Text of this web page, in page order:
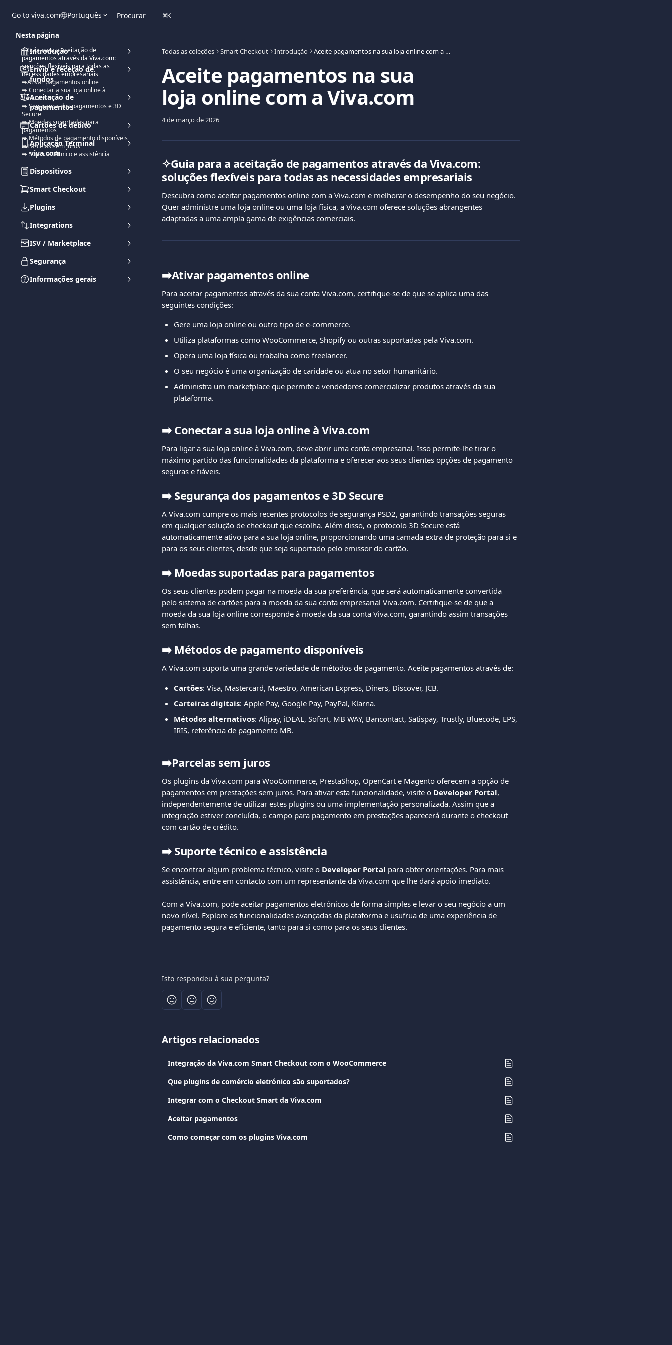
Go to viva.com Português Procurar ⌘K
Introdução
Envio e receção de
fundos
Aceitação de
pagamentos
Cartões de débito
Aplicação Terminal
viva.com
Dispositivos
Smart Checkout
Plugins
Integrations
ISV / Marketplace
Segurança
Informações gerais
Todas as coleções Smart Checkout Introdução Aceite pagamentos na sua loja online com a Viva.com
Aceite pagamentos na sua
loja online com a Viva.com
4 de março de 2026
✧Guia para a aceitação de pagamentos através da Viva.com:
soluções flexíveis para todas as necessidades empresariais
Descubra como aceitar pagamentos online com a Viva.com e melhorar o desempenho do seu negócio.
Quer administre uma loja online ou uma loja física, a Viva.com oferece soluções abrangentes
adaptadas a uma ampla gama de exigências comerciais.
➡️Ativar pagamentos online
Para aceitar pagamentos através da sua conta Viva.com, certifique-se de que se aplica uma das
seguintes condições:
Gere uma loja online ou outro tipo de e-commerce.
Utiliza plataformas como WooCommerce, Shopify ou outras suportadas pela Viva.com.
Opera uma loja física ou trabalha como freelancer.
O seu negócio é uma organização de caridade ou atua no setor humanitário.
Administra um marketplace que permite a vendedores comercializar produtos através da sua
plataforma.
➡️ Conectar a sua loja online à Viva.com
Para ligar a sua loja online à Viva.com, deve abrir uma conta empresarial. Isso permite-lhe tirar o
máximo partido das funcionalidades da plataforma e oferecer aos seus clientes opções de pagamento
seguras e fiáveis.
➡️ Segurança dos pagamentos e 3D Secure
A Viva.com cumpre os mais recentes protocolos de segurança PSD2, garantindo transações seguras
em qualquer solução de checkout que escolha. Além disso, o protocolo 3D Secure está
automaticamente ativo para a sua loja online, proporcionando uma camada extra de proteção para si e
para os seus clientes, desde que seja suportado pelo emissor do cartão.
➡️ Moedas suportadas para pagamentos
Os seus clientes podem pagar na moeda da sua preferência, que será automaticamente convertida
pelo sistema de cartões para a moeda da sua conta empresarial Viva.com. Certifique-se de que a
moeda da sua loja online corresponde à moeda da sua conta Viva.com, garantindo assim transações
sem falhas.
➡️ Métodos de pagamento disponíveis
A Viva.com suporta uma grande variedade de métodos de pagamento. Aceite pagamentos através de:
Cartões: Visa, Mastercard, Maestro, American Express, Diners, Discover, JCB.
Carteiras digitais: Apple Pay, Google Pay, PayPal, Klarna.
Métodos alternativos: Alipay, iDEAL, Sofort, MB WAY, Bancontact, Satispay, Trustly, Bluecode, EPS,
IRIS, referência de pagamento MB.
➡️Parcelas sem juros
Os plugins da Viva.com para WooCommerce, PrestaShop, OpenCart e Magento oferecem a opção de
pagamentos em prestações sem juros. Para ativar esta funcionalidade, visite o Developer Portal,
independentemente de utilizar estes plugins ou uma implementação personalizada. Assim que a
integração estiver concluída, o campo para pagamento em prestações aparecerá durante o checkout
com cartão de crédito.
➡️ Suporte técnico e assistência
Se encontrar algum problema técnico, visite o Developer Portal para obter orientações. Para mais
assistência, entre em contacto com um representante da Viva.com que lhe dará apoio imediato.
Com a Viva.com, pode aceitar pagamentos eletrónicos de forma simples e levar o seu negócio a um
novo nível. Explore as funcionalidades avançadas da plataforma e usufrua de uma experiência de
pagamento segura e eficiente, tanto para si como para os seus clientes.
Isto respondeu à sua pergunta?
Artigos relacionados
Integração da Viva.com Smart Checkout com o WooCommerce
Que plugins de comércio eletrónico são suportados?
Integrar com o Checkout Smart da Viva.com
Aceitar pagamentos
Como começar com os plugins Viva.com
Nesta página
✧Guia para a aceitação de
pagamentos através da Viva.com:
soluções flexíveis para todas as
necessidades empresariais
➡️Ativar pagamentos online
➡️ Conectar a sua loja online à
Viva.com
➡️ Segurança dos pagamentos e 3D
Secure
➡️ Moedas suportadas para
pagamentos
➡️ Métodos de pagamento disponíveis
➡️Parcelas sem juros
➡️ Suporte técnico e assistência